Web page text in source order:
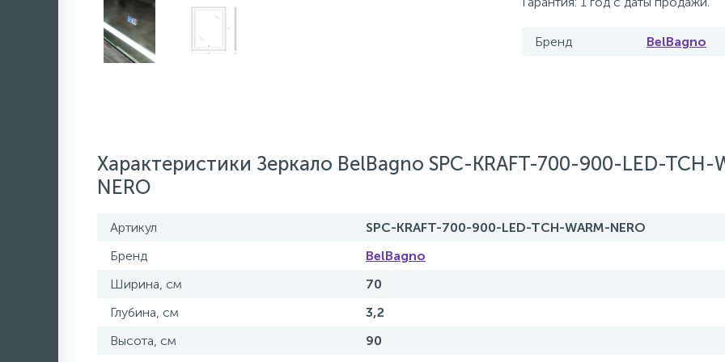
Бренд BelBagno
Характеристики Зеркало BelBagno SPC-KRAFT-700-900-LED-TCH-
NERO
Артикул
SPC-KRAFT-700-900-LED-TCH-WARM-NERO
Бренд
BelBagno
Ширина, см
70
Глубина, см
3,2
Высота, см
90